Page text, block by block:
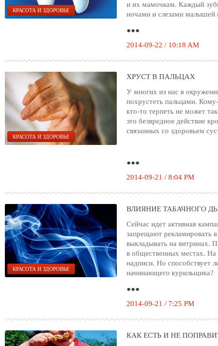
КРАСОТА И ЗДОРОВЬЕ
и их мамочкам. Каждый
ночами и слезами малышей
●●●
2014-09-22 / 10:18 AM
КРАСОТА И ЗДОРОВЬЕ
ХРУСТ В ПАЛЬЦАХ
У многих из нас в
похрустеть пальцами.
кто-то терпеть не может
это безвредное действие
связанных со здоровьем
●●●
2014-09-21 / 8:04 PM
КРАСОТА И ЗДОРОВЬЕ
ВЛИЯНИЕ ТАБАЧНОГО
Сейчас идет активная
запрещают рекламировать
выкладывать на витринах.
в общественных местах.
надписи. Но способствует
начинающего курильщика?
●●●
2014-09-21 / 7:25 PM
КАК ЕСТЬ И НЕ